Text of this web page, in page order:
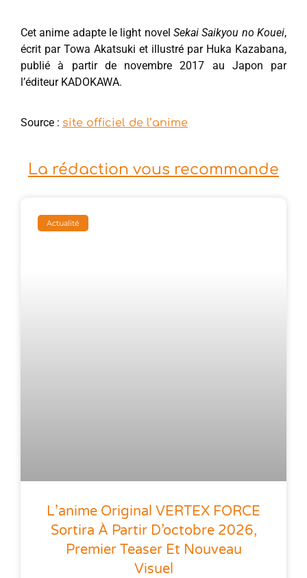
Cet anime adapte le light novel Sekai Saikyou no Kouei,
écrit par Towa Akatsuki et illustré par Huka Kazabana,
publié à partir de novembre 2017 au Japon par
l’éditeur KADOKAWA.
Source : site officiel de l’anime
La rédaction vous recommande
Actualité
L’anime Original VERTEX FORCE
Sortira À Partir D’octobre 2026,
Premier Teaser Et Nouveau
Visuel